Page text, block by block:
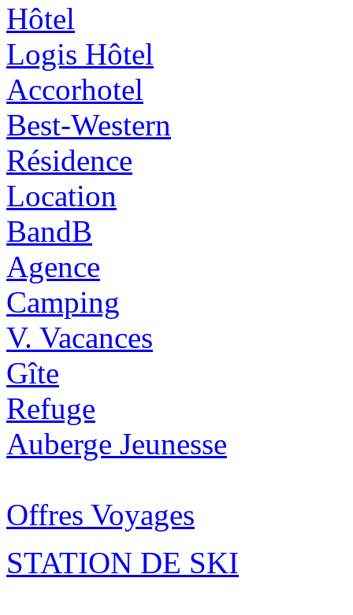
Hôtel
Logis Hôtel
Accorhotel
Best-Western
Résidence
Location
BandB
Agence
Camping
V. Vacances
Gîte
Refuge
Auberge Jeunesse
Offres Voyages
STATION DE SKI